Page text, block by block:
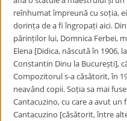
reînhumat împreună cu soția,
dorința de a fi îngropați aici.
părinților lui, Domnica Ferbei,
Elena [Didica, născută în 1906,
Constantin Dinu la București],
Compozitorul s-a căsătorit, în
neavând copii. Soția sa mai
Cantacuzino, cu care a avut
Cantacuzino [căsătorit, între